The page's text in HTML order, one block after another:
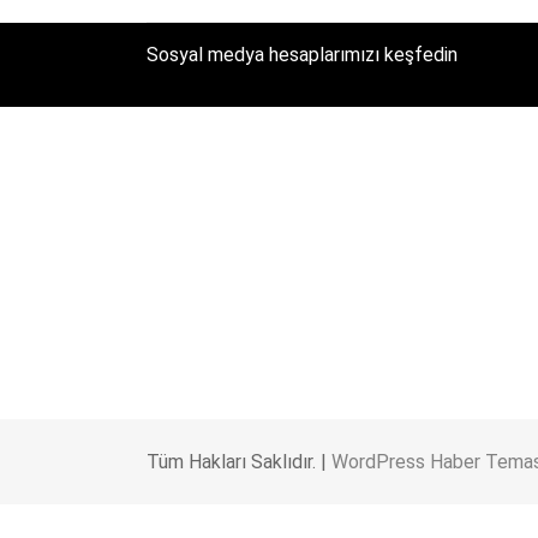
Sosyal medya hesaplarımızı keşfedin
Tüm Hakları Saklıdır. | WordPress Haber